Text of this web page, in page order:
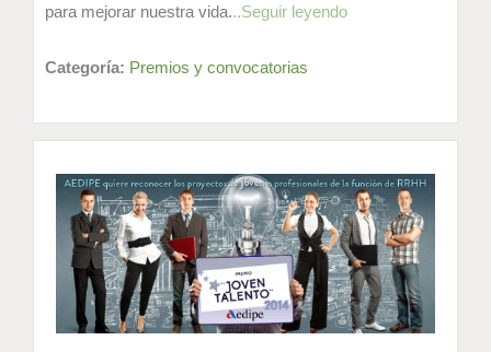
para mejorar nuestra vida...Seguir leyendo
Categoría: Premios y convocatorias